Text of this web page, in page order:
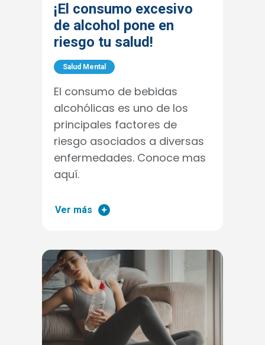
¡El consumo excesivo
de alcohol pone en
riesgo tu salud!
Salud Mental
El consumo de bebidas
alcohólicas es uno de los
principales factores de
riesgo asociados a diversas
enfermedades. Conoce mas
aquí.
Ver más